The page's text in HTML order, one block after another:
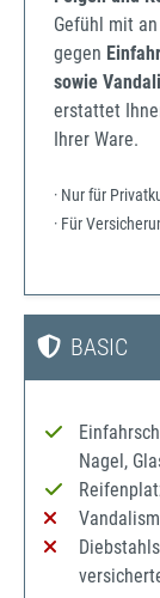
Gefühl mit
gegen
sowie
erstattet
Ihrer Ware.
· Nur für
· Für
BASIC
Nagel,